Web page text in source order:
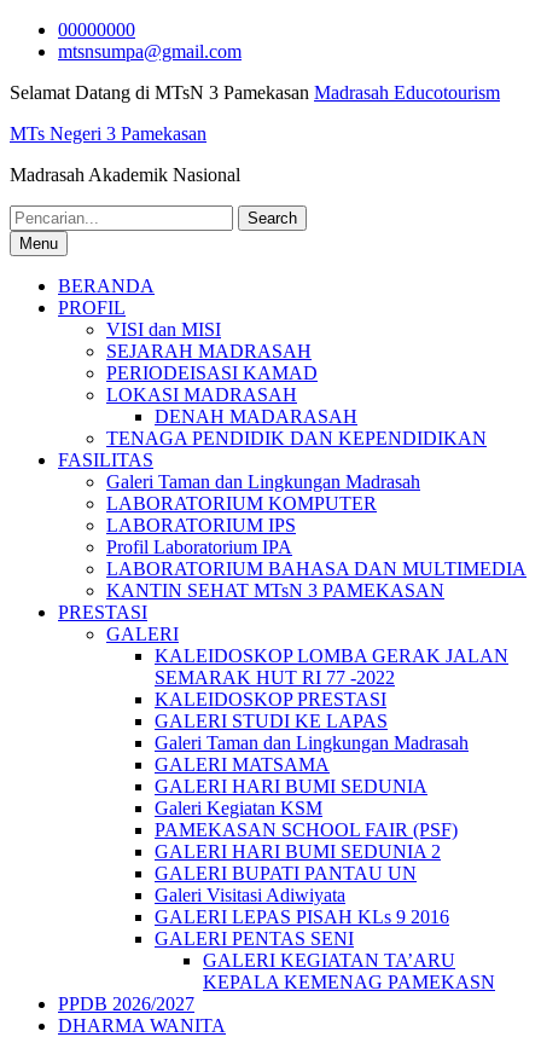
Skip
00000000
mtsnsumpa@gmail.com
Selamat Datang di MTsN 3 Pamekasan Madrasah Educotourism
MTs Negeri 3 Pamekasan
Madrasah Akademik Nasional
Search
for:Menu
BERANDA
PROFIL
VISI dan MISI
SEJARAH MADRASAH
PERIODEISASI KAMAD
LOKASI MADRASAH
DENAH MADARASAH
TENAGA PENDIDIK DAN KEPENDIDIKAN
FASILITAS
Galeri Taman dan Lingkungan Madrasah
LABORATORIUM KOMPUTER
LABORATORIUM IPS
Profil Laboratorium IPA
LABORATORIUM BAHASA DAN MULTIMEDIA
KANTIN SEHAT MTsN 3 PAMEKASAN
PRESTASI
GALERI
KALEIDOSKOP LOMBA GERAK JALAN
SEMARAK HUT RI 77 -2022
KALEIDOSKOP PRESTASI
GALERI STUDI KE LAPAS
Galeri Taman dan Lingkungan Madrasah
GALERI MATSAMA
GALERI HARI BUMI SEDUNIA
Galeri Kegiatan KSM
PAMEKASAN SCHOOL FAIR (PSF)
GALERI HARI BUMI SEDUNIA 2
GALERI BUPATI PANTAU UN
Galeri Visitasi Adiwiyata
GALERI LEPAS PISAH KLs 9 2016
GALERI PENTAS SENI
GALERI KEGIATAN TA’ARU
KEPALA KEMENAG PAMEKASN
PPDB 2026/2027
DHARMA WANITA